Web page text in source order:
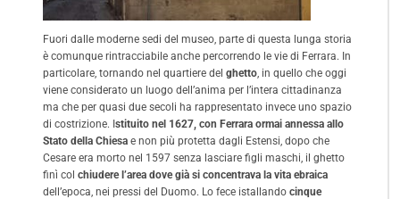
Fuori dalle moderne sedi del museo, parte di questa lunga storia
è comunque rintracciabile anche percorrendo le vie di Ferrara. In
particolare, tornando nel quartiere del ghetto , in quello che oggi
viene considerato un luogo dell’anima per l’intera cittadinanza
ma che per quasi due secoli ha rappresentato invece uno spazio
di costrizione. Istituito nel 1627, con Ferrara ormai annessa allo
Stato della Chiesa e non più protetta dagli Estensi, dopo che
Cesare era morto nel 1597 senza lasciare figli maschi, il ghetto
finì col chiudere l’area dove già si concentrava la vita ebraica
dell’epoca, nei pressi del Duomo. Lo fece istallando cinque